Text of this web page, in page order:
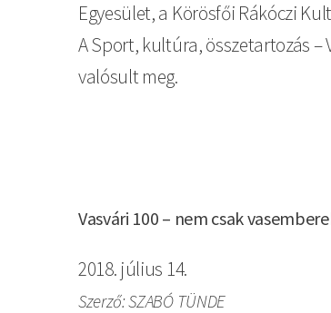
Egyesület, a Körösfői Rákóczi
A Sport, kultúra, összetartozás
valósult meg.
Vasvári 100 – nem csak
2018. július 14.
Szerző: SZABÓ TÜNDE